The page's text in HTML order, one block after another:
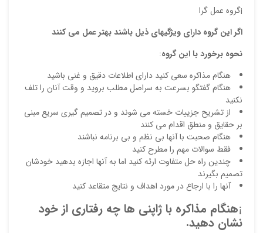
¡گروه عمل گرا
اگر این گروه دارای ویژگیهای ذیل باشند بهتر عمل می کنند
نحوه برخورد با این گروه:
هنگام مذاکره سعی کنید دارای اطلاعات دقیق و غنی باشید
هنگام گفتگو بسرعت به سراصل مطلب بروید و وقت آنان را تلف
نکنید
از تشریح جزییات خسته می شوند و در تصمیم گیری سریع مبنی
بر حقایق و منطق اقدام می کنند
هنگام صحبت با آنها بی نظم و بی برنامه نباشند
فقط سوالات مهم را مطرح کنید
چندین راه حل متفاوت ارئه کنید اما به آنها اجازه بدهید خودشان
تصمیم بگیرند
آنها را با ارجاع در مورد اهداف و نتایج متقاعد کنید
¡هنگام مذاکره با ژاپنی ها چه رفتاری از خود
نشان دهید.